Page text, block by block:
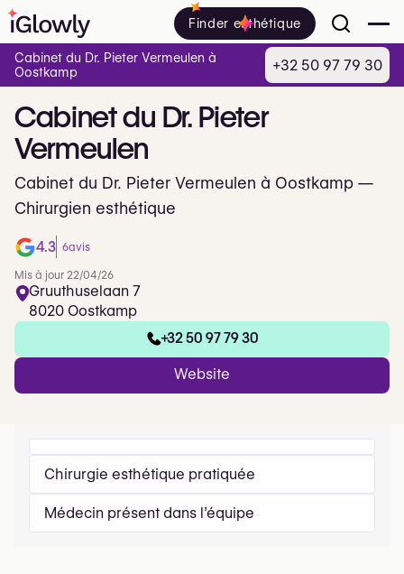
Finder esthétique
Cabinetdu Dr. Pieter
Vermeulen
Cabinet du Dr. Pieter Vermeulen à Oostkamp —
Chirurgien esthétique
4.3 6avis
Mis à jour 22/04/26
Gruuthuselaan 7
8020 Oostkamp
+32 50 97 79 30
Website
Chirurgie esthétique pratiquée
Médecin présent dans l’équipe
Cabinet du Dr. Pieter Vermeulen à
Oostkamp
+32 50 97 79 30